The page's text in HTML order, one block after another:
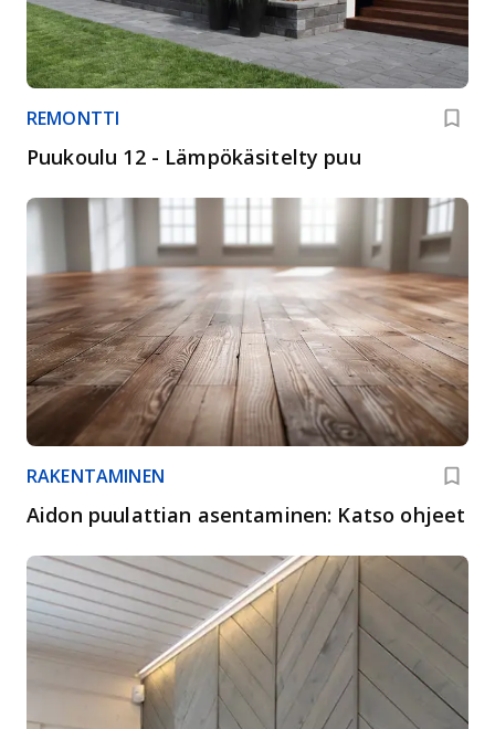
REMONTTI
Puukoulu 12 - Lämpökäsitelty puu
RAKENTAMINEN
Aidon puulattian asentaminen: Katso ohjeet